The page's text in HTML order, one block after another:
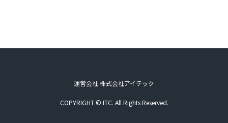
運営会社 株式会社アイテック
COPYRIGHT © ITC. All Rights Reserved.